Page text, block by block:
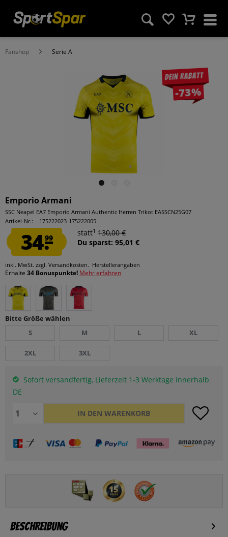
Fanshop Serie A
Dein Rabatt
-73%
Emporio Armani
SSC Neapel EA7 Emporio Armani Authentic Herren Trikot EASSCN25G07
Artikel-Nr.:
175222023-175222005
34.99
statt1 130,00 €
Du sparst: 95,01 €
inkl. MwSt. zzgl. Versandkosten. Herstellerangaben
Erhalte 34 Bonuspunkte! Mehr erfahren
Bitte Größe wählen
S
M L XL
2XL 3XL
Sofort versandfertig, Lieferzeit 1-3 Werktage innerhalb
DE
IN DEN WARENKORB
Beschreibung